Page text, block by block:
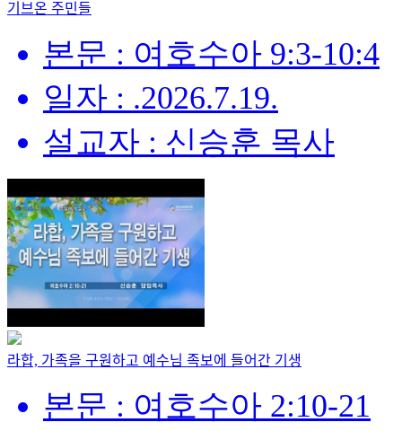
기브온 주민들
본문 : 여호수아 9:3-10:4
일자 : .2026.7.19.
설교자 : 신승훈 목사
라합, 가족을 구원하고 예수님 족보에 들어간 기생
본문 : 여호수아 2:10-21